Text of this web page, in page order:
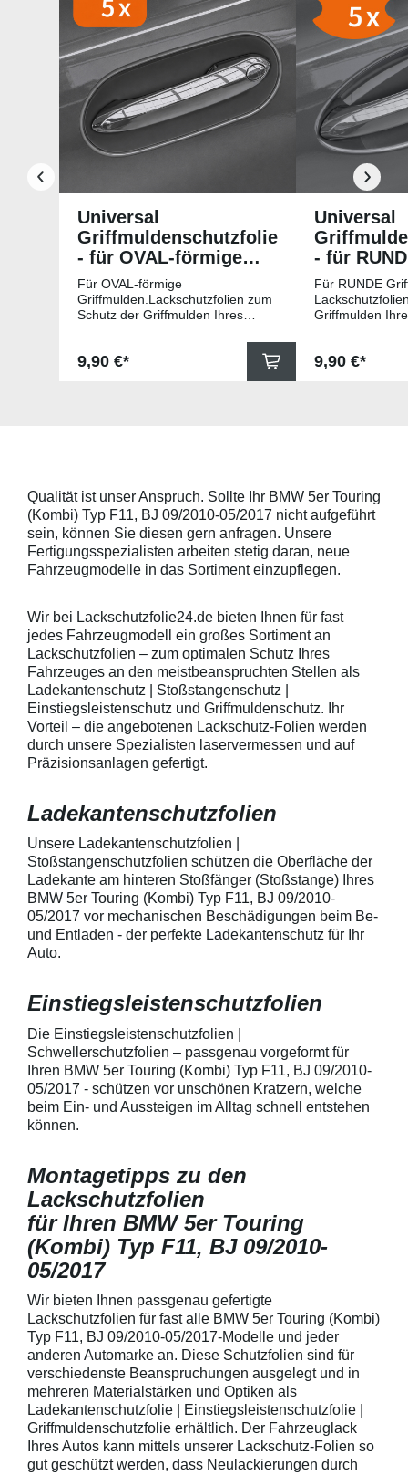
Universal
Griffmuldenschutzfolie
- für OVAL-förmige
Griffmulden
Für OVAL-förmige
Griffmulden.Lackschutzfolien zum
Schutz der Griffmulden Ihres
Schutzfolie gegen Kratzer in den
Griffmulden. Die Pads sind 78mm
beigelegter Anleitung) benetzen,
diese danach auflegen und mittig
anstreichen - anschließend die
Lackschutzfolie mittels Fön
erwärmen und von der Mitte
heraus in alle Richtungen
kontaktieren Sie uns bitte
telefonisch. Lieferumfang
transparente Lackschutzfolie 5
Stück Lackschutzpads für 5
Griffmulden / Griffschalen
Merkmale Spezielle Vinylfolie mit
bestmöglichem Schutz gegen
Kratzer und Abrieb Bestens
geeignet zum Schutz von
Fahrzeugkarosserien gegen
mechanische Einwirkung am
Fahrzeugkarosserien und
mechanische Einwirkung
entwickeltStärke der Folie beträgt
150 µmSchützt den wertvollen
Lack in der GriffmuldenKeine
unschönen Kratzer durch
Fingenägel oder Ringe in den
GriffmuldenSpezielle Vinylfolie mit
bestmöglichem Schutz gegen
Regulärer Preis:
9,90 €*
Universal
- für
Für RUNDE
Griffmulden
Die Pads sind
Schutzpads
sollten die
Griffmulden
Folie mit
beigelegter
diese danach
anstreichen -
Lackschutzfolie
heraus in alle
ausstreichen.
kontaktieren
telefonisch.
geeignet zum
mechanische
zum Schutz von
Lack in der
unschönen
bestmöglichem
Kratzer und
Fahrzeuglack
Regulärer
9,90 €*
Qualität ist unser Anspruch. Sollte Ihr BMW 5er Touring
(Kombi) Typ F11, BJ 09/2010-05/2017 nicht aufgeführt
sein, können Sie diesen gern anfragen. Unsere
Fertigungsspezialisten arbeiten stetig daran, neue
Fahrzeugmodelle in das Sortiment einzupflegen.
Wir bei Lackschutzfolie24.de bieten Ihnen für fast
jedes Fahrzeugmodell ein großes Sortiment an
Lackschutzfolien – zum optimalen Schutz Ihres
Fahrzeuges an den meistbeanspruchten Stellen als
Ladekantenschutz | Stoßstangenschutz |
Einstiegsleistenschutz und Griffmuldenschutz. Ihr
Vorteil – die angebotenen Lackschutz-Folien werden
durch unsere Spezialisten laservermessen und auf
Präzisionsanlagen gefertigt.
Ladekantenschutzfolien
Unsere Ladekantenschutzfolien |
Stoßstangenschutzfolien schützen die Oberfläche der
Ladekante am hinteren Stoßfänger (Stoßstange) Ihres
BMW 5er Touring (Kombi) Typ F11, BJ 09/2010-
05/2017 vor mechanischen Beschädigungen beim Be-
und Entladen - der perfekte Ladekantenschutz für Ihr
Auto.
Einstiegsleistenschutzfolien
Die Einstiegsleistenschutzfolien |
Schwellerschutzfolien – passgenau vorgeformt für
Ihren BMW 5er Touring (Kombi) Typ F11, BJ 09/2010-
05/2017 - schützen vor unschönen Kratzern, welche
beim Ein- und Aussteigen im Alltag schnell entstehen
können.
Montagetipps zu den
Lackschutzfolien
für Ihren BMW 5er Touring
(Kombi) Typ F11, BJ 09/2010-
05/2017
Wir bieten Ihnen passgenau gefertigte
Lackschutzfolien für fast alle BMW 5er Touring (Kombi)
Typ F11, BJ 09/2010-05/2017-Modelle und jeder
anderen Automarke an. Diese Schutzfolien sind für
verschiedenste Beanspruchungen ausgelegt und in
mehreren Materialstärken und Optiken als
Ladekantenschutzfolie | Einstiegsleistenschutzfolie |
Griffmuldenschutzfolie erhältlich. Der Fahrzeuglack
Ihres Autos kann mittels unserer Lackschutz-Folien so
gut geschützt werden, dass Neulackierungen durch